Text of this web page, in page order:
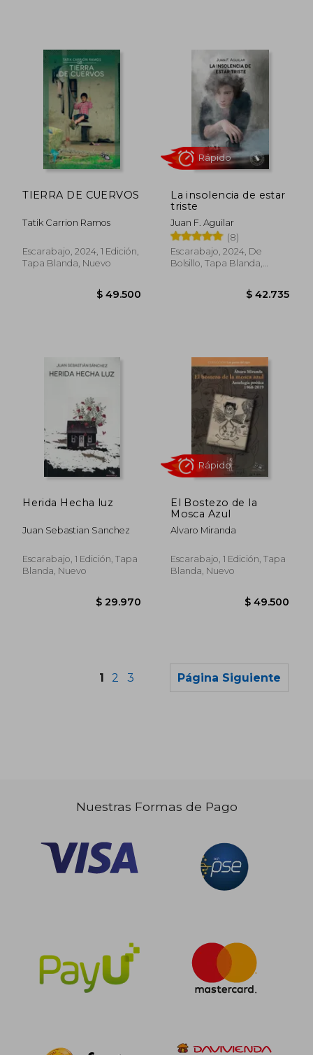
$ 54.450
$ 49.500
TIERRA DE CUERVOS
Tatik Carrion Ramos
Escarabajo, 2024, 1 Edición,
Tapa Blanda, Nuevo
La insolencia de estar
triste
Juan F. Aguilar
(8)
Escarabajo, 2024, De
Bolsillo, Tapa Blanda,
Herida Hecha luz
Juan Sebastian Sanchez
Escarabajo, 1 Edición, Tapa
Blanda, Nuevo
El Bostezo de la
Mosca Azul
Alvaro Miranda
Escarabajo, 1 Edición, Tapa
Blanda, Nuevo
1 2 3 Página Siguiente
Nuestras Formas de Pago